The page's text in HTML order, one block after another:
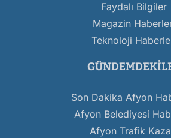
Faydalı Bilgiler
Magazin
Teknoloji
Son Dakika Afyon
Afyon Belediyesi
Afyon Trafik